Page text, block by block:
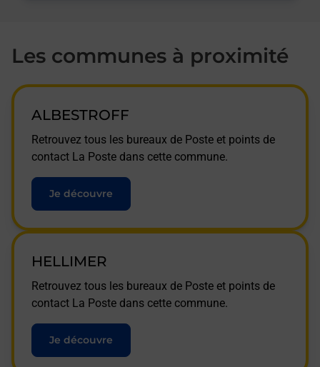
Les communes à proximité
ALBESTROFF
Retrouvez tous les bureaux de Poste et points de
contact La Poste dans cette commune.
Je découvre
HELLIMER
Retrouvez tous les bureaux de Poste et points de
contact La Poste dans cette commune.
Je découvre